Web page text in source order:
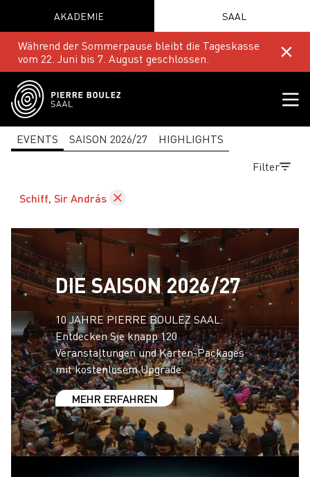
AKADEMIE SAAL
Während der Sommerpause bleibt die Tageskasse
vom 22. Juni bis 7. August geschlossen.
EVENTS SAISON 2026/27
HIGHLIGHTS
Filter
Schiff, Sir András
DIE SAISON 2026/27
10 JAHRE PIERRE BOULEZ SAAL:
Entdecken Sie knapp 120
Veranstaltungen und Karten-Packages
mit kostenlosem Upgrade.
MEHR ERFAHREN